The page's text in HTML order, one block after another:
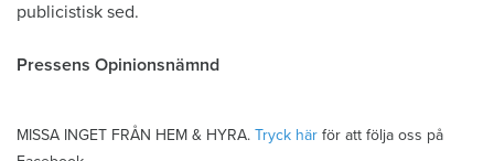
publicistisk sed.
Pressens Opinionsnämnd
MISSA INGET FRÅN HEM & HYRA. Tryck här för att följa oss på